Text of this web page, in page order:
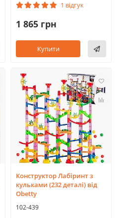
1 відгук
1 865 грн
Купити
Конструктор Лабіринт з
кульками (232 деталі) від
Obetty
102-439